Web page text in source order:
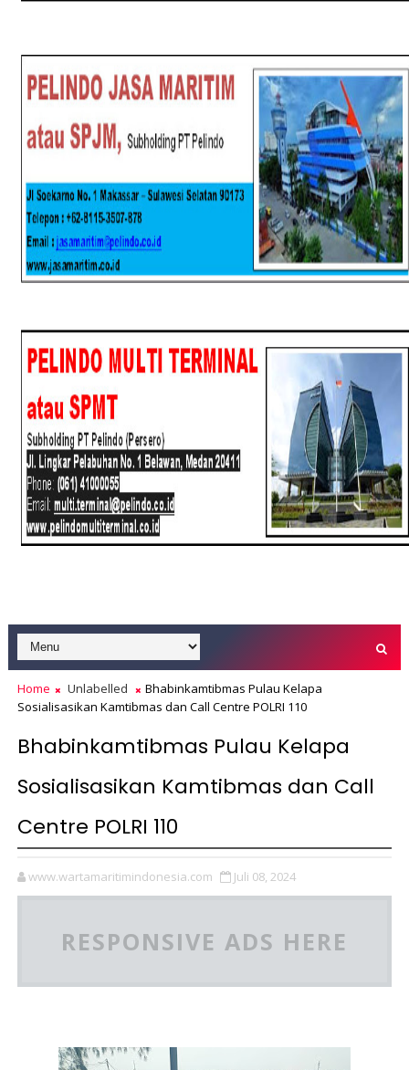
Home Unlabelled
Bhabinkamtibmas Pulau Kelapa
Sosialisasikan Kamtibmas dan Call Centre POLRI 110
Bhabinkamtibmas Pulau Kelapa
Sosialisasikan Kamtibmas dan Call
Centre POLRI 110
www.wartamaritimindonesia.com Juli 08, 2024
RESPONSIVE ADS HERE